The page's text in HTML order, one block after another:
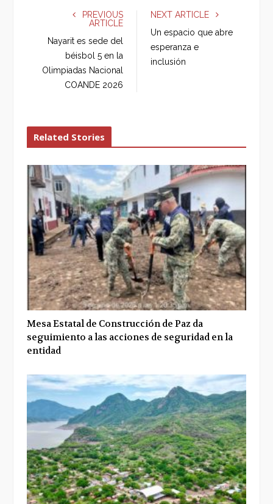
e
o
k
e
r
g
+
PREVIOUS
ARTICLE
Nayarit es sede del
béisbol 5 en la
Olimpiadas Nacional
COANDE 2026
NEXT ARTICLE
Un espacio que abre
esperanza e
inclusión
Related Stories
Mesa Estatal de Construcción de Paz da
seguimiento a las acciones de seguridad en la
entidad